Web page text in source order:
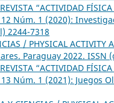
“ACTIVIDAD
12 Núm. 1 (2020):
2244-7318
/ PHYSICAL ACTIVITY
Paraguay 2022. ISSN
“ACTIVIDAD
13 Núm. 1 (2021):